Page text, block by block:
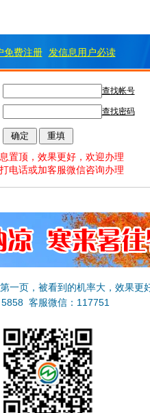
免费注册 发信息用户必读
查找帐号
查找密码
置顶，效果更好，欢迎办理
电话或加客服微信咨询办理
一页，被看到的机率大，效果更
客服微信：117751